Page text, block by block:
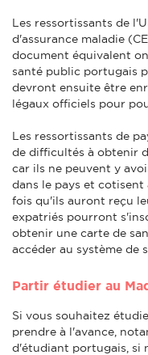
Les ressortissants de
d'assurance maladie
document équivalent
santé public portugais
devront ensuite être
légaux officiels pour
Les ressortissants de
de difficultés à obtenir
car ils ne peuvent y
dans le pays et cotisent
fois qu'ils auront reçu
expatriés pourront
obtenir une carte de
accéder au système de
Partir étudier au
Si vous souhaitez
prendre à l'avance,
d'étudiant portugais, si